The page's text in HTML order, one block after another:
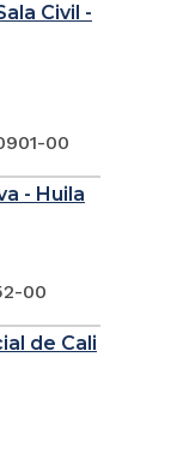
Civil -
00
- Huila
00
de Cali